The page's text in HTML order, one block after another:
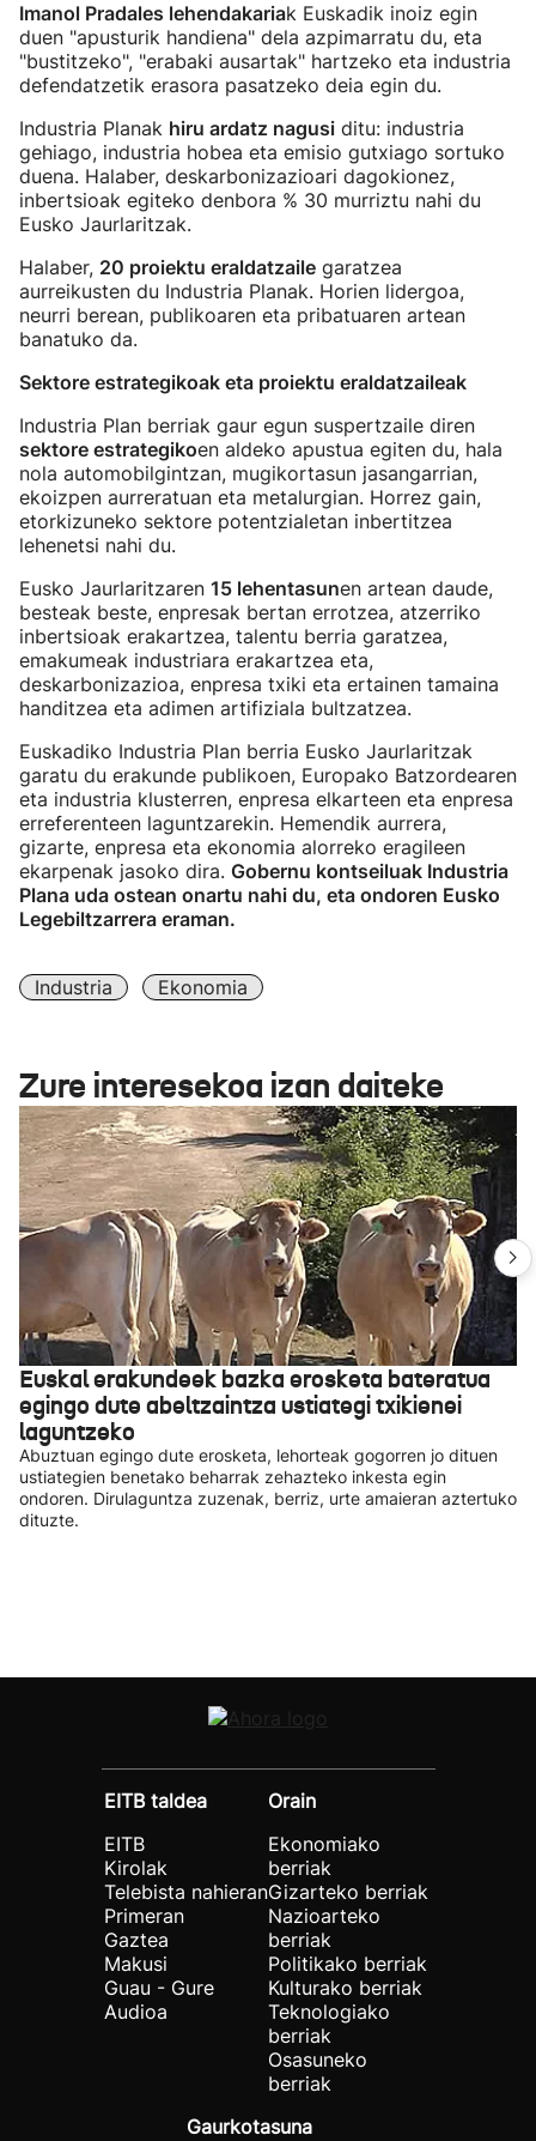
Imanol Pradales lehendakariak Euskadik inoiz egin
duen "apusturik handiena" dela azpimarratu du, eta
"bustitzeko", "erabaki ausartak" hartzeko eta industria
defendatzetik erasora pasatzeko deia egin du.
Industria Planak hiru ardatz nagusi ditu: industria
gehiago, industria hobea eta emisio gutxiago sortuko
duena. Halaber, deskarbonizazioari dagokionez,
inbertsioak egiteko denbora % 30 murriztu nahi du
Eusko Jaurlaritzak.
Halaber, 20 proiektu eraldatzaile garatzea
aurreikusten du Industria Planak. Horien lidergoa,
neurri berean, publikoaren eta pribatuaren artean
banatuko da.
Sektore estrategikoak eta proiektu eraldatzaileak
Industria Plan berriak gaur egun suspertzaile diren
sektore estrategikoen aldeko apustua egiten du, hala
nola automobilgintzan, mugikortasun jasangarrian,
ekoizpen aurreratuan eta metalurgian. Horrez gain,
etorkizuneko sektore potentzialetan inbertitzea
lehenetsi nahi du.
Eusko Jaurlaritzaren 15 lehentasunen artean daude,
besteak beste, enpresak bertan errotzea, atzerriko
inbertsioak erakartzea, talentu berria garatzea,
emakumeak industriara erakartzea eta,
deskarbonizazioa, enpresa txiki eta ertainen tamaina
handitzea eta adimen artifiziala bultzatzea.
Euskadiko Industria Plan berria Eusko Jaurlaritzak
garatu du erakunde publikoen, Europako Batzordearen
eta industria klusterren, enpresa elkarteen eta enpresa
erreferenteen laguntzarekin. Hemendik aurrera,
gizarte, enpresa eta ekonomia alorreko eragileen
ekarpenak jasoko dira. Gobernu kontseiluak Industria
Plana uda ostean onartu nahi du, eta ondoren Eusko
Legebiltzarrera eraman.
Industria Ekonomia
Zure interesekoa izan daiteke
Euskal erakundeek bazka erosketa bateratua
egingo dute abeltzaintza ustiategi txikienei
laguntzeko
Abuztuan egingo dute erosketa, lehorteak gogorren jo dituen
ustiategien benetako beharrak zehazteko inkesta egin
ondoren. Dirulaguntza zuzenak, berriz, urte amaieran aztertuko
dituzte.
EITB taldea
EITB
Kirolak
Telebista nahieran
Primeran
Gaztea
Makusi
Guau - Gure
Audioa
Orain
Ekonomiako
berriak
Gizarteko berriak
Nazioarteko
berriak
Politikako berriak
Kulturako berriak
Teknologiako
berriak
Osasuneko
berriak
Gaurkotasuna